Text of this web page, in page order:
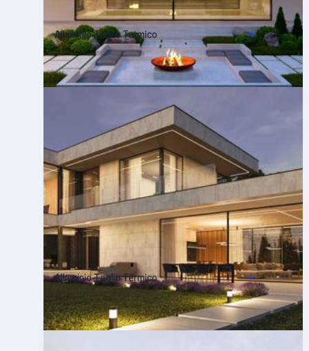
Alluminio Taglio Termico
Alluminio Taglio Termico